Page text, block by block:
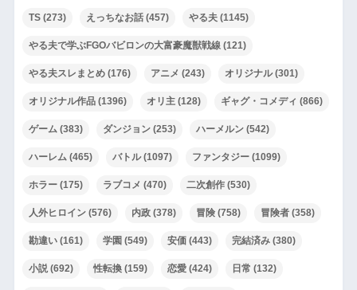
TS(273) えっちなお話(457) やる夫(1145)
やる夫で学ぶFGOバビロンの大富豪魔獣戦線(121)
やる夫スレまとめ(176) アニメ (243) オリジナル(301)
オリジナル作品(1396) オリ主(128) ギャグ・コメディ (866)
ゲーム(383) ダンジョン(253) ハーメルン(542)
ハーレム(465) バトル(1097) ファンタジー(1099)
ホラー(175) ラブコメ (470) 二次創作(530)
人外ヒロイン(576) 内政(378) 冒険(758) 冒険者(358)
勘違い(161) 学園 (549) 安価(443) 完結済み(380)
小説(692) 性転換(159) 恋愛(424) 日常 (132)